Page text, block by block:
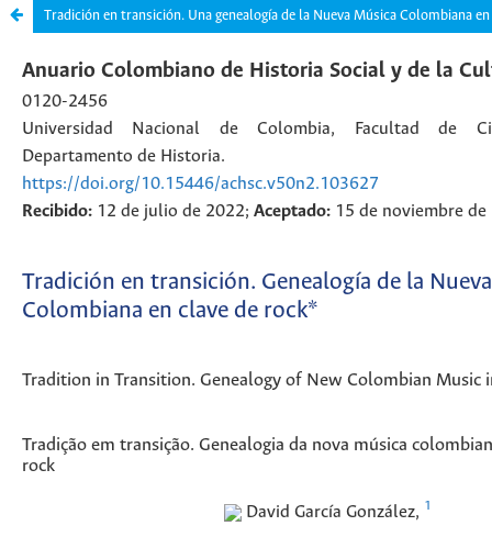
Tradición en transición. Una genealogía de la Nueva Música Colombiana